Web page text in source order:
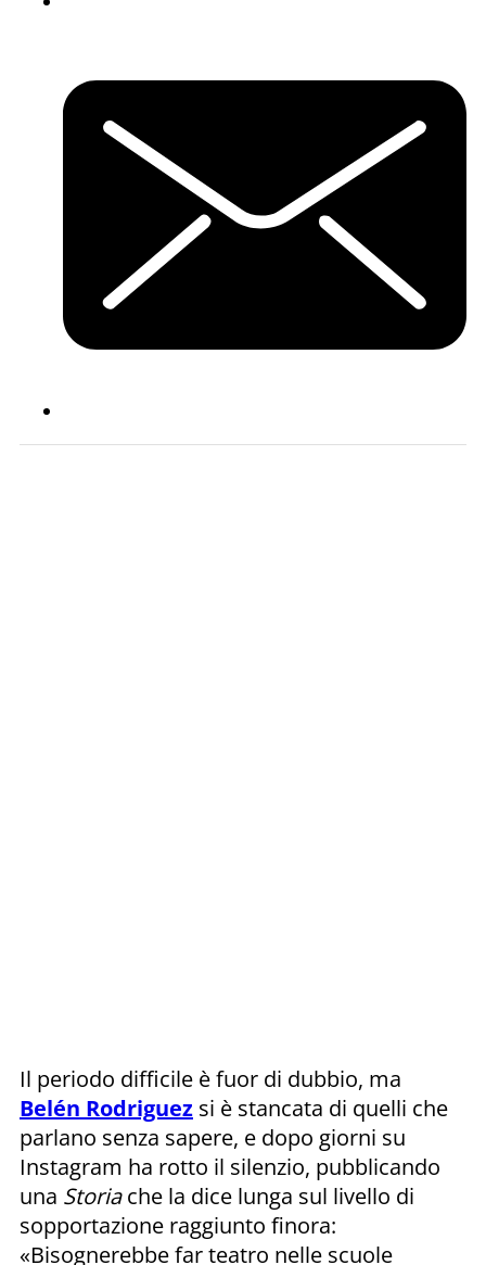
Il periodo difficile è fuor di dubbio, ma
Belén Rodriguez si è stancata di quelli che
parlano senza sapere, e dopo giorni su
Instagram ha rotto il silenzio, pubblicando
una Storiache la dice lunga sul livello di
sopportazione raggiunto finora:
«Bisognerebbe far teatro nelle scuole